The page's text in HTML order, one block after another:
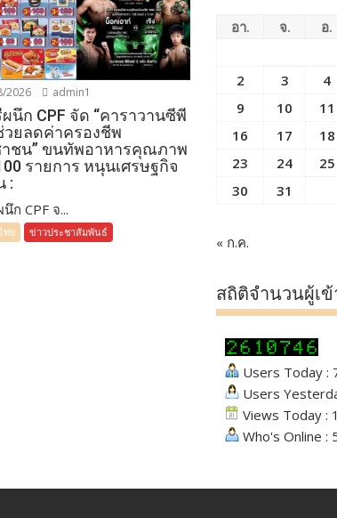
2026 admin1
นึก CPF จัด “คาราวานซีพี
วยลดค่าครองชีพ
าชน” ขนทัพอาหารคุณภาพ
รายการ หนุนเศรษฐกิจ
:
ก CPF จ...
ทย ข่าวประชาสัมพันธ์
อา. จ. อ.
2
3 4
9
10 11
16
17 18
23
24 25
30
31
« ก.ค.
สถิติจำนวนผู้เ
Users Today :
Users
Views Today :
Who's Online :